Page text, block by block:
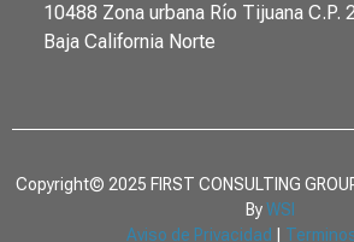
10488 Zona urbana Río Tijuana C.P.
Baja California Norte
Copyright© 2025 FIRST CONSULTING
ByWSI
Aviso de Privacidad